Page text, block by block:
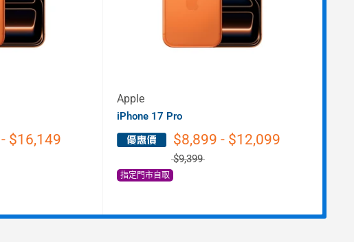
$16,149
Apple
iPhone 17 Pro
$8,899 - $12,099
$9,399
指定門市自取